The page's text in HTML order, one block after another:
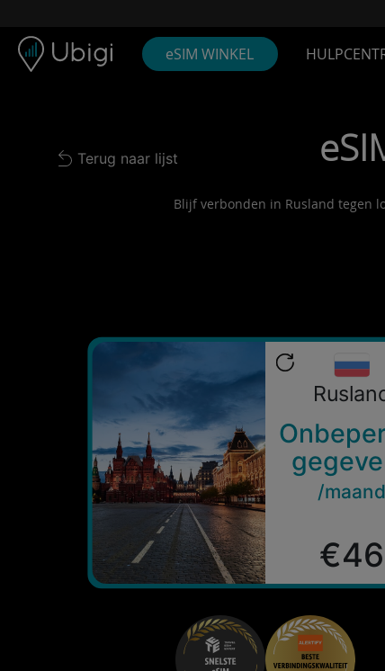
eSIM WINKEL
Back to list
Terug naar lijst
Blijf verbonden in Rusland tegen
/maand
€46